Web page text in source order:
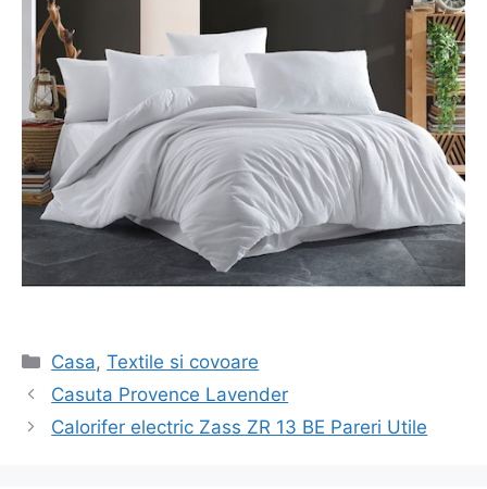
Categorii
Casa,Textile si covoare
Navigare
în
Casuta Provence Lavender
Calorifer electric Zass ZR 13 BE Pareri Utile